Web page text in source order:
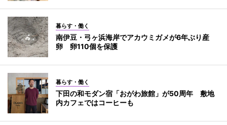
暮らす・働く
南伊豆・弓ヶ浜海岸でアカウミガメが6年ぶり産
卵 卵110個を保護
暮らす・働く
下田の和モダン宿「おがわ旅館」が50周年 敷地
内カフェではコーヒーも